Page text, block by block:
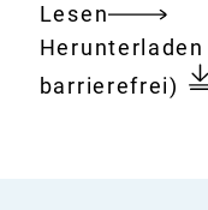
Lesen
Gesamtes
Dokument
Download:
Herunterladen
barrierefrei)